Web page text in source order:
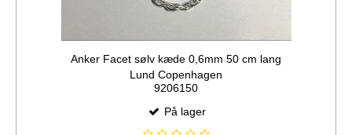
Anker Facet sølv kæde 0,6mm 50 cm lang
Lund Copenhagen
9206150
På lager